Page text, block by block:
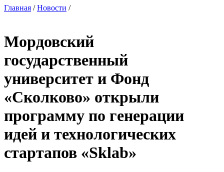
Главная /Новости /
Мордовский
государственный
университет и Фонд
«Сколково» открыли
программу по генерации
идей и технологических
стартапов «Sklab»